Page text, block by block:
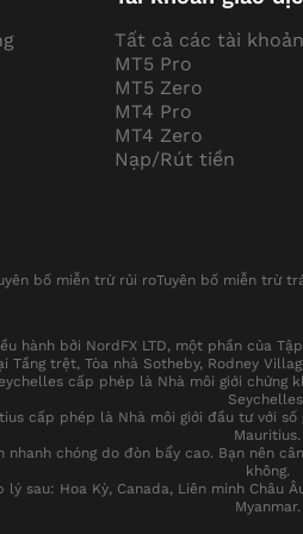
Tất cả các tài khoản
MT5 Pro
MT5 Zero
MT4 Pro
MT4 Zero
Nạp/Rút tiền
bố miễn trừ rủi roTuyên bố miễn trừ
hành bởi NordFX LTD, một phần của
Tầng trệt, Tòa nhà Sotheby, Rodney
cấp phép là Nhà môi giới chứng
cấp phép là Nhà môi giới đầu tư với
Mauritius.
chóng do đòn bẩy cao. Bạn nên
không.
sau: Hoa Kỳ, Canada, Liên minh Châu
Myanmar.